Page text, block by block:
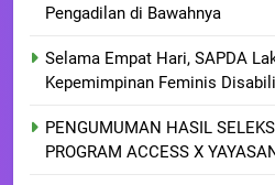
Pengadilan di Bawahnya
Selama Empat Hari, SAPDA
Kepemimpinan Feminis
PENGUMUMAN HASIL
PROGRAM ACCESS X